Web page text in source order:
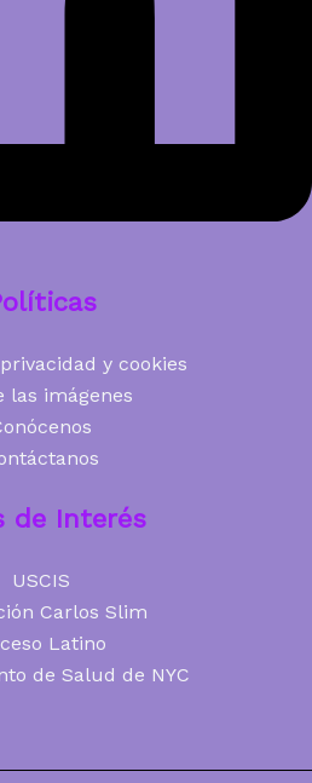
y cookies
las imágenes
de Interés
USCIS
Carlos Slim
Latino
de Salud de NYC